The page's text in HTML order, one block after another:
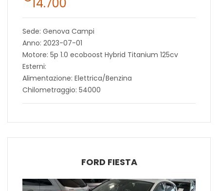
Sede: Genova Campi
Anno: 2023-07-01
Motore: 5p 1.0 ecoboost Hybrid Titanium 125cv
Esterni:
Alimentazione: Elettrica/Benzina
Chilometraggio: 54000
FORD FIESTA